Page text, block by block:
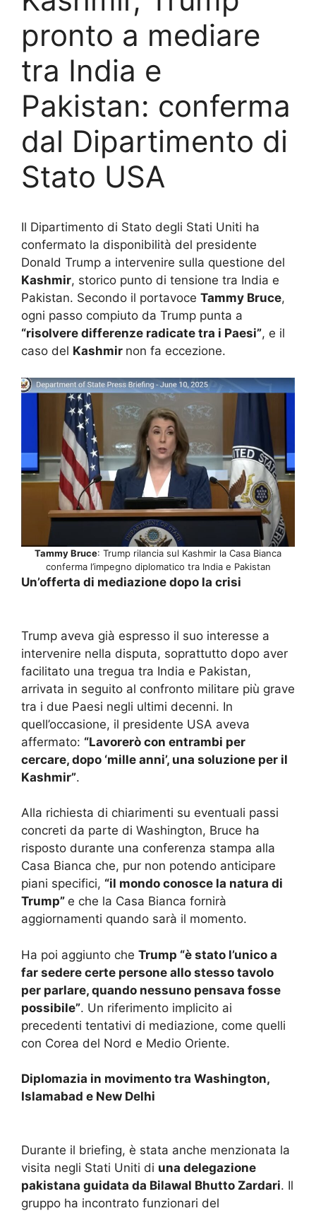
pronto a mediare
tra India e
Pakistan: conferma
dal Dipartimento di
Stato USA
Il Dipartimento di Stato degli Stati Uniti ha
confermato la disponibilità del presidente
Donald Trump a intervenire sulla questione del
Kashmir, storico punto di tensione tra India e
Pakistan. Secondo il portavoce Tammy Bruce,
ogni passo compiuto da Trump punta a
“risolvere differenze radicate tra i Paesi”, e il
caso del Kashmir non fa eccezione.
Tammy Bruce: Trump rilancia sul Kashmir la Casa Bianca
conferma l’impegno diplomatico tra India e Pakistan
Un’offerta di mediazione dopo la crisi
Trump aveva già espresso il suo interesse a
intervenire nella disputa, soprattutto dopo aver
facilitato una tregua tra India e Pakistan,
arrivata in seguito al confronto militare più grave
tra i due Paesi negli ultimi decenni. In
quell’occasione, il presidente USA aveva
affermato: “Lavorerò con entrambi per
cercare, dopo ‘mille anni’, una soluzione per il
Kashmir”.
Alla richiesta di chiarimenti su eventuali passi
concreti da parte di Washington, Bruce ha
risposto durante una conferenza stampa alla
Casa Bianca che, pur non potendo anticipare
piani specifici, “il mondo conosce la natura di
Trump” e che la Casa Bianca fornirà
aggiornamenti quando sarà il momento.
Ha poi aggiunto che Trump “è stato l’unico a
far sedere certe persone allo stesso tavolo
per parlare, quando nessuno pensava fosse
possibile”. Un riferimento implicito ai
precedenti tentativi di mediazione, come quelli
con Corea del Nord e Medio Oriente.
Diplomazia in movimento tra Washington,
Islamabad e New Delhi
Durante il briefing, è stata anche menzionata la
visita negli Stati Uniti di una delegazione
pakistana guidata da Bilawal Bhutto Zardari. Il
gruppo ha incontrato funzionari del